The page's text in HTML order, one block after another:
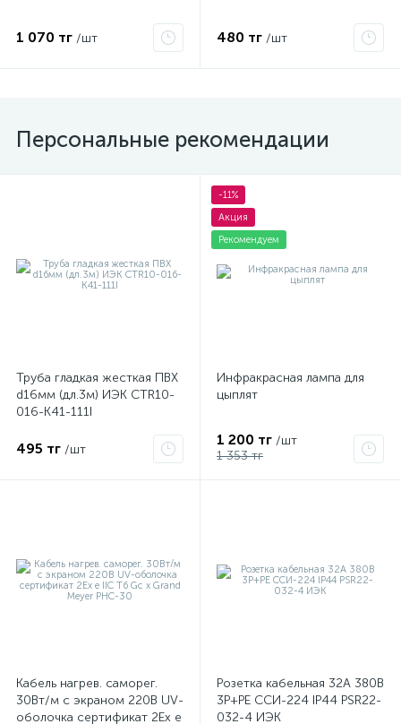
1 070 тг /шт 480 тг /шт
Персональные рекомендации
Труба гладкая жесткая ПВХ
d16мм (дл.3м) ИЭК CTR10-
016-K41-111I
495 тг /шт
-11%
Акция
Рекомендуем
Инфракрасная лампа для
цыплят
1 200 тг /шт
1 353 тг
Кабель нагрев. саморег.
30Вт/м с экраном 220В UV-
оболочка сертификат 2Ex e
Розетка кабельная 32А 380В
3P+PЕ ССИ-224 IP44 PSR22-
032-4 ИЭК